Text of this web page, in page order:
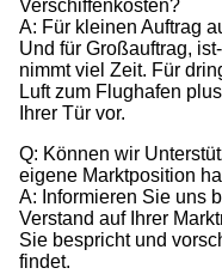
Verschiffenkosten?
A: Für kleinen Auftrag
Und für Großauftrag,
nimmt viel Zeit. Für
Luft zum Flughafen
Ihrer Tür vor.
Q: Können wir
eigene Marktposition
A: Informieren Sie uns
Verstand auf Ihrer
Sie bespricht und
findet.